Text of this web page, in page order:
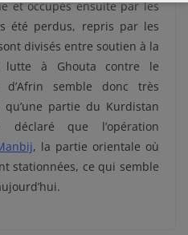
et occupés ensuite par les
été perdus, repris par les
divisés entre soutien à la
à Ghouta contre le
semble donc très
partie du Kurdistan
que l’opération
, la partie orientale où
stationnées, ce qui semble